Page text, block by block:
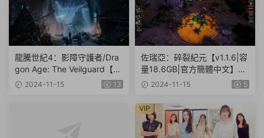
龍騰世紀4：影障守護者/Dra
gon Age: The Veilguard【v2
0241113|容量89.3GB|官方
2024-11-15 13
佐瑞亞：碎裂紀元【v1.1.6|容
量18.6GB|官方簡體中文】Zo
ria: Age of Shattering
2024-11-15 5
VIP